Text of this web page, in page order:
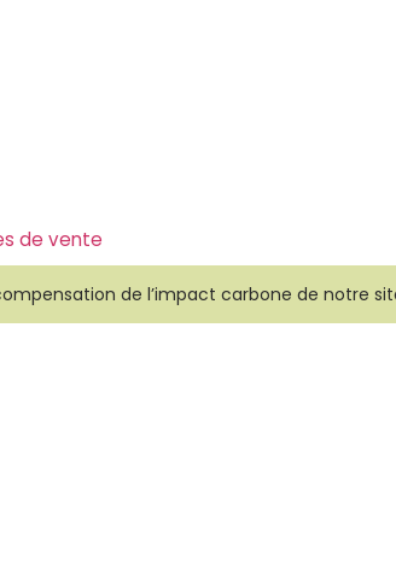
de vente
de l’impact carbone de notre